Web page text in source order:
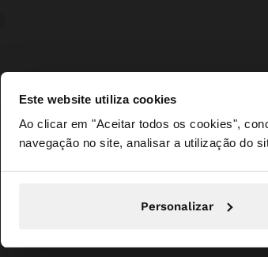
Este website utiliza cookies
Ao clicar em "Aceitar todos os cookies",
navegação no site, analisar a utilização do
Personalizar
olá
Está a aceder ao site a partir de
Parfois